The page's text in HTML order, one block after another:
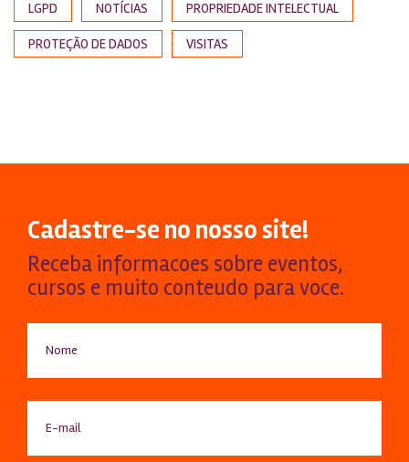
LGPD NOTÍCIAS PROPRIEDADE INTELECTUAL
PROTEÇÃO DE DADOS VISITAS
Cadastre-se no nosso site!
Receba informacoes sobre eventos,
cursos e muito conteudo para voce.